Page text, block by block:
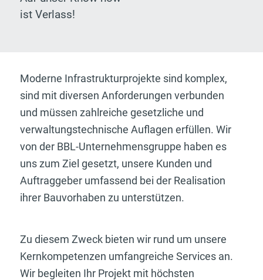
ist Verlass!
Moderne Infrastrukturprojekte sind komplex,
sind mit diversen Anforderungen verbunden
und müssen zahlreiche gesetzliche und
verwaltungstechnische Auflagen erfüllen. Wir
von der BBL-Unternehmensgruppe haben es
uns zum Ziel gesetzt, unsere Kunden und
Auftraggeber umfassend bei der Realisation
ihrer Bauvorhaben zu unterstützen.
Zu diesem Zweck bieten wir rund um unsere
Kernkompetenzen umfangreiche Services an.
Wir begleiten Ihr Projekt mit höchsten